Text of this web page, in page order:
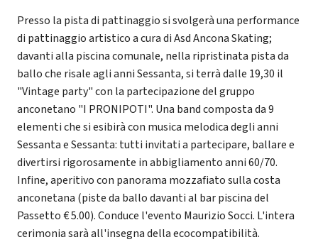
Presso la pista di pattinaggio si svolgerà una performance
di pattinaggio artistico a cura di Asd Ancona Skating;
davanti alla piscina comunale, nella ripristinata pista da
ballo che risale agli anni Sessanta, si terrà dalle 19,30 il
"Vintage party" con la partecipazione del gruppo
anconetano "I PRONIPOTI". Una band composta da 9
elementi che si esibirà con musica melodica degli anni
Sessanta e Sessanta: tutti invitati a partecipare, ballare e
divertirsi rigorosamente in abbigliamento anni 60/70.
Infine, aperitivo con panorama mozzafiato sulla costa
anconetana (piste da ballo davanti al bar piscina del
Passetto € 5.00). Conduce l'evento Maurizio Socci. L'intera
cerimonia sarà all'insegna della ecocompatibilità.